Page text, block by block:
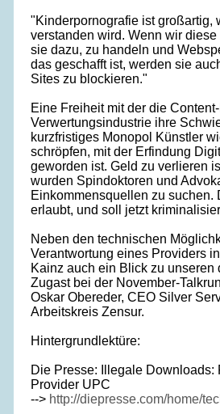
"Kinderpornografie ist großartig,
verstanden wird. Wenn wir
sie dazu, zu handeln und
das geschafft ist, werden sie
Sites zu blockieren."
Eine Freiheit mit der die
Verwertungsindustrie ihre
kurzfristiges Monopol Künstler
schröpfen, mit der Erfindung
geworden ist. Geld zu verlieren
wurden Spindoktoren und
Einkommensquellen zu suchen.
erlaubt, und soll jetzt
Neben den technischen
Verantwortung eines Providers
Kainz auch ein Blick zu unseren
Zugast bei der November-
Oskar Obereder, CEO Silver
Arbeitskreis Zensur.
Hintergrundlektüre:
Die Presse: Illegale Downloads:
Provider UPC
--> http://diepresse.com/home/